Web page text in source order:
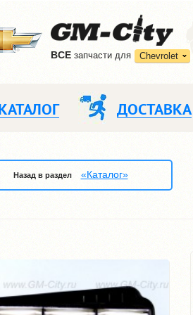
ВCE запчасти для Chevrolet
ДОСТАВКА
Назад в раздел «Каталог»